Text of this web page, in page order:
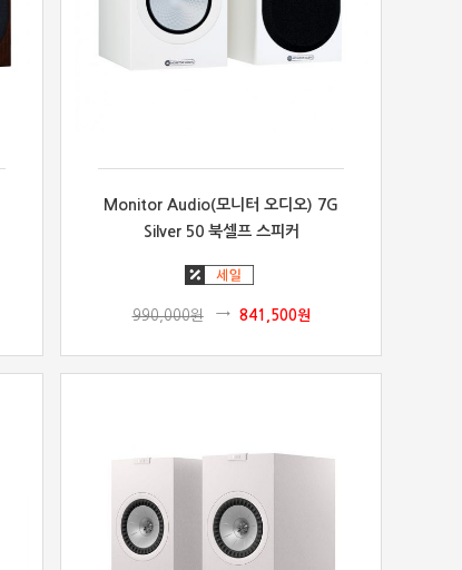
Monitor Audio(모니터 오디오) 7G
Silver 50 북셀프 스피커
990,000원 841,500원